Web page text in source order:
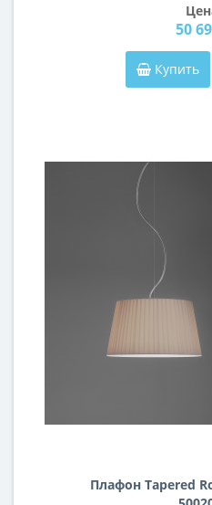
50
Купить
Плафон Tapered